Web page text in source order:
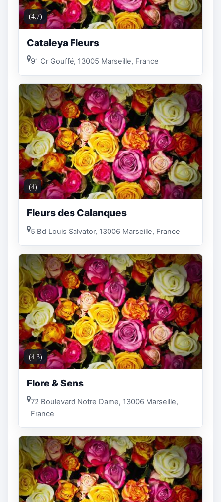
(4.7)
Cataleya Fleurs
91 Cr Gouffé, 13005 Marseille, France
(4)
Fleurs des Calanques
5 Bd Louis Salvator, 13006 Marseille, France
(4.3)
Flore & Sens
72 Boulevard Notre Dame, 13006 Marseille,
France